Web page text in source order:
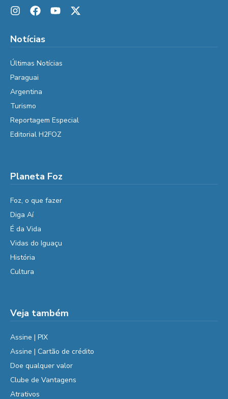
Notícias
Últimas Notícias
Paraguai
Argentina
Turismo
Reportagem Especial
Editorial H2FOZ
Planeta Foz
Foz, o que fazer
Diga Aí
É da Vida
Vidas do Iguaçu
História
Cultura
Veja também
Assine | PIX
Assine | Cartão de crédito
Doe qualquer valor
Clube de Vantagens
Atrativos